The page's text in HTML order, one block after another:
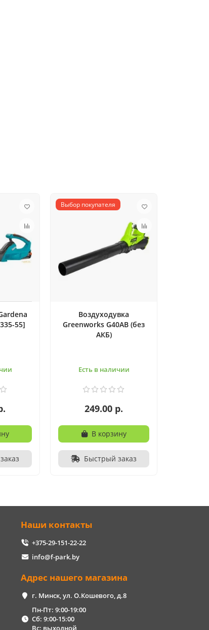
55]
Выбор покупателя
Воздуходувка
Greenworks G40AB (без
АКБ)
Есть в наличии
249.00 р.
В корзину
Быстрый заказ
Наши контакты
+375-29-151-22-22
info@f-park.by
Адрес нашего магазина
г. Минск, ул. О.Кошевого, д.8
Пн-Пт: 9:00-19:00
Сб: 9:00-15:00
Вс: выходной